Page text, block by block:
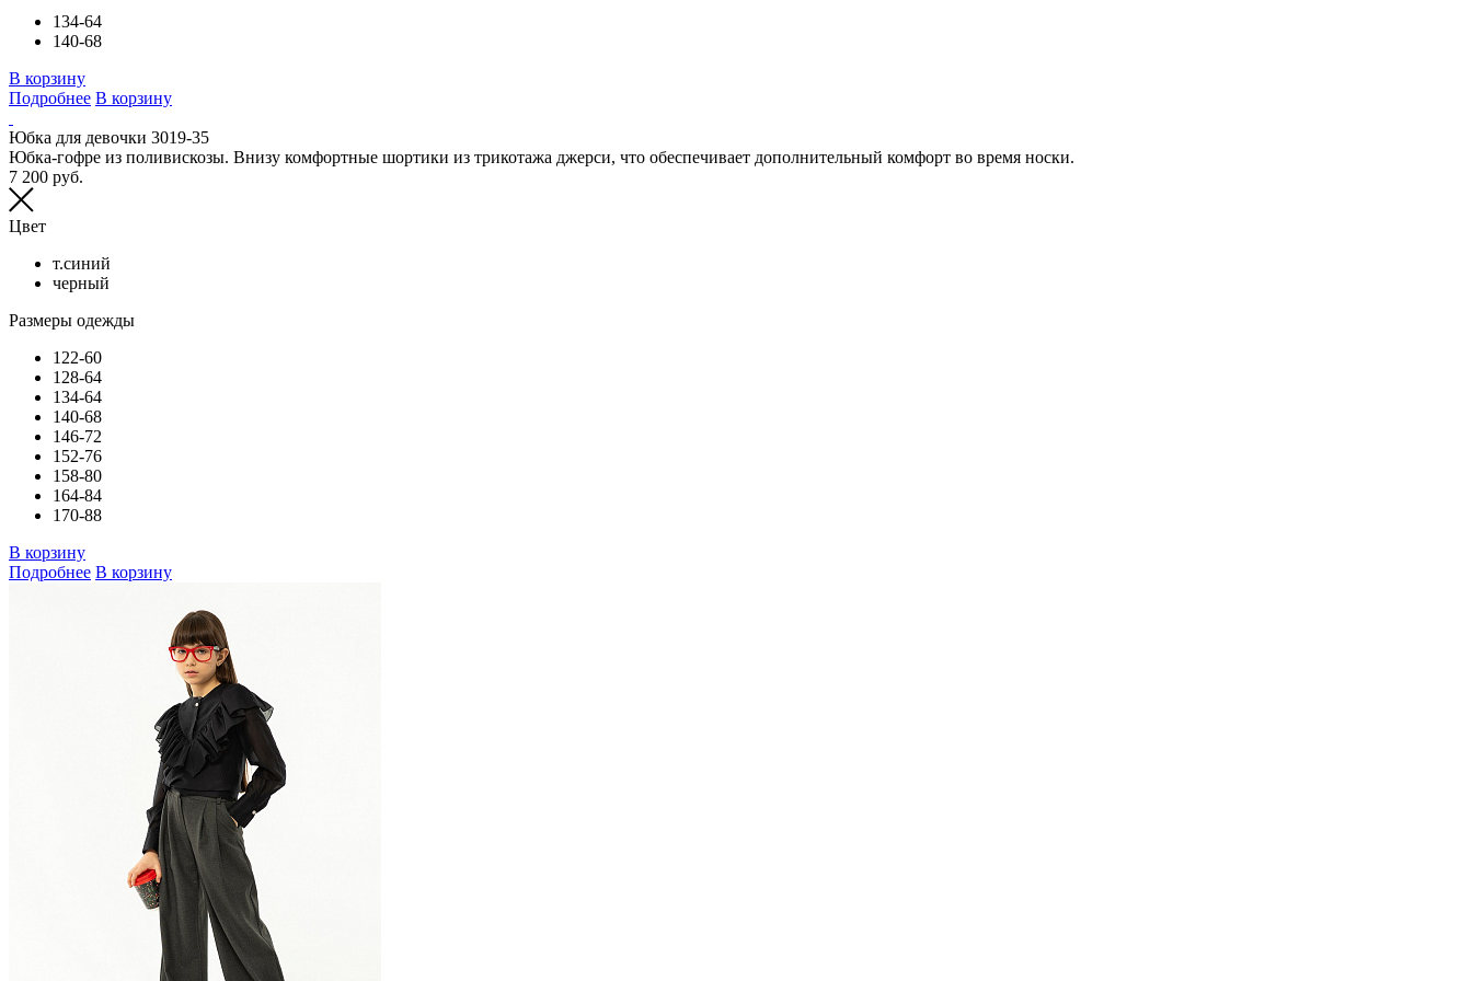
134-64
140-68
В корзину
Подробнее В корзину
Юбка для девочки 3019-35
Юбка-гофре из поливискозы. Внизу комфортные шортики из трикотажа джерси, что обеспечивает дополнительный комфорт во время носки.
7 200 руб.
Цвет
т.синий
черный
Размеры одежды
122-60
128-64
134-64
140-68
146-72
152-76
158-80
164-84
170-88
В корзину
Подробнее В корзину